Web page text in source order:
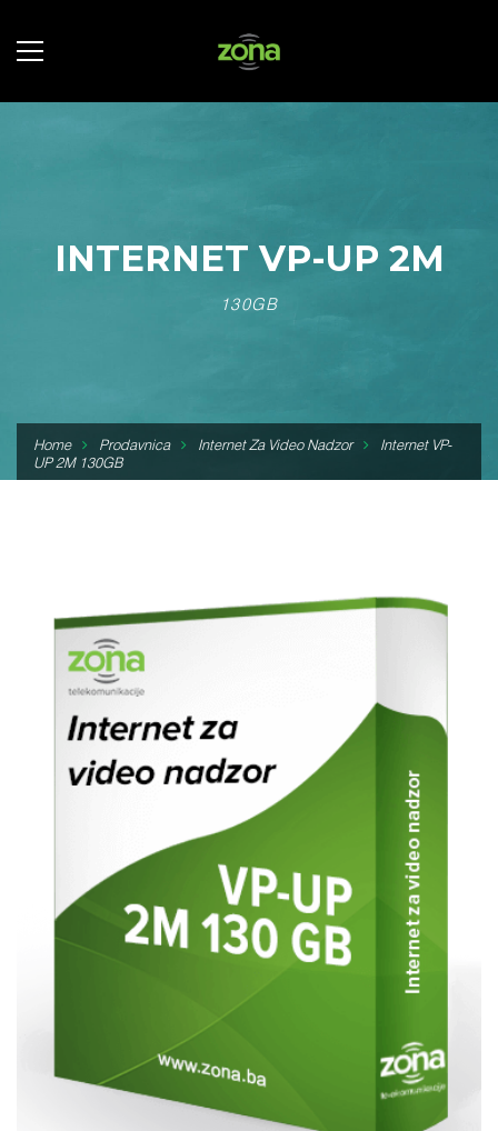
INTERNET VP-UP 2M
130GB
Home Prodavnica Internet Za Video Nadzor Internet VP-
UP 2M 130GB